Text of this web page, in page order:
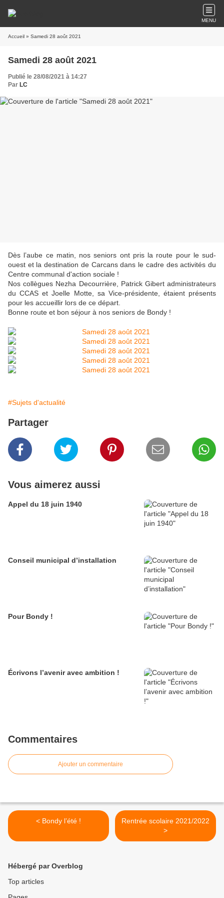
MENU
Accueil » Samedi 28 août 2021
Samedi 28 août 2021
Publié le 28/08/2021 à 14:27
Par LC
Dès l’aube ce matin, nos seniors ont pris la route pour le sud-
ouest et la destination de Carcans dans le cadre des activités du
Centre communal d'action sociale !
Nos collègues Nezha Decourrière, Patrick Gibert administrateurs
du CCAS et Joelle Motte, sa Vice-présidente, étaient présents
pour les accueillir lors de ce départ.
Bonne route et bon séjour à nos seniors de Bondy !
#Sujets d'actualité
Partager
Vous aimerez aussi
Appel du 18 juin 1940
Conseil municipal d’installation
Pour Bondy !
Écrivons l’avenir avec ambition !
Commentaires
Ajouter un commentaire
< Bondy l’été !
Rentrée scolaire 2021/2022
>
Hébergé par Overblog
Top articles